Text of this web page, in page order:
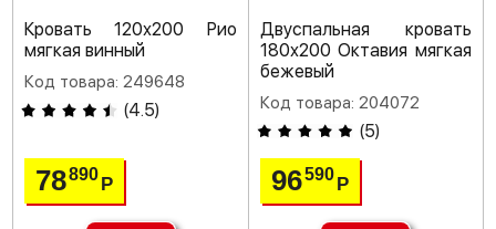
Кровать 120х200 Рио
мягкая винный
Код товара: 249648
(4.5)
78890Р
Двуспальная кровать
180х200 Октавия мягкая
бежевый
Код товара: 204072
(5)
96590 Р